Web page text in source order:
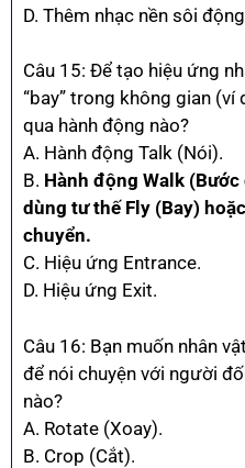
D. Thêm nhạc nền sôi
Câu 15: Để tạo hiệu ứng
“bay” trong không gian (ví
qua hành động nào?
A. Hành động Talk (Nói).
B. Hành động Walk
dùng tư thế Fly (Bay)
chuyển.
C. Hiệu ứng Entrance.
D. Hiệu ứng Exit.
Câu 16: Bạn muốn nhân
để nói chuyện với người
nào?
A. Rotate (Xoay).
B. Crop (Cắt).